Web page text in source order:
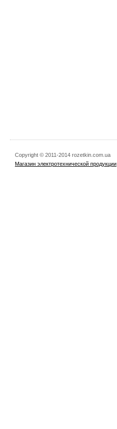
Copyright © 2011-2014 rozetkin.com.ua
Магазин электротехнической продукции